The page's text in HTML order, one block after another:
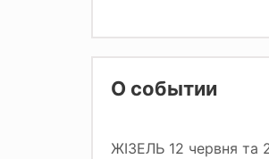
О событии
ЖІЗЕЛЬ 12 червня та